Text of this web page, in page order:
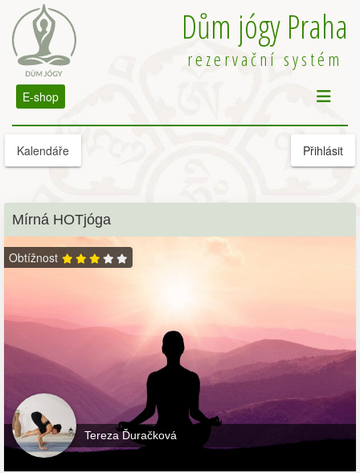
Dům jógy Praha
rezervační systém
E-shop
Kalendáře Přihlásit
Mírná HOTjóga
Obtížnost
Tereza Ďuračková